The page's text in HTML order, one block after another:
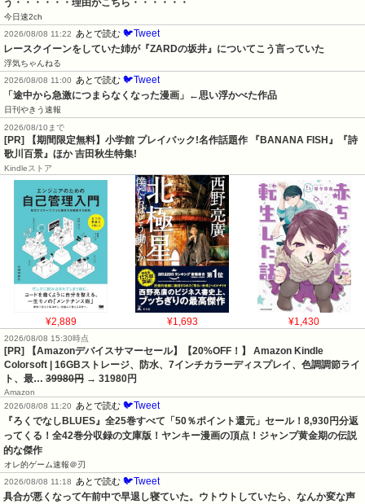
う・・・・・・理由がこちら・・・・・・
今日速2ch
2026/08/08 11:22
あとで読む 🐦Tweet
レースクイーンをしていた姉が『ZARDの坂井』についてこう言っていた
浮気ちゃんねる
2026/08/08 11:00
あとで読む 🐦Tweet
「途中から急激につまらなくなった漫画」←思い浮かべた作品
日刊やきう速報
2026/08/10まで
[PR] 【期間限定無料】小学館 プレイバック!名作話題作 『BANANA FISH』『詩
歌川百景』ほか 吉田秋生特集!
Kindleストア
¥2,889 ¥1,693 ¥1,430
2026/08/08 15:30時点
[PR] 【Amazonデバイスサマーセール】【20%OFF！】 Amazon Kindle
Colorsoft | 16GBストレージ、防水、7インチカラーディスプレイ、色調調節ライ
ト、最… 39980円 → 31980円
Amazon
2026/08/08 11:20
あとで読む 🐦Tweet
『ろくでなしBLUES』全25巻すべて「50％ポイント還元」セール！8,930円分返
ってくる！全42巻分収録の文庫版！ヤンキー漫画の頂点！ジャンプ黄金期の伝説
的な傑作
オレ的ゲーム速報＠刃
2026/08/08 11:18
あとで読む 🐦Tweet
具合が悪くなって午前中で早退し寝ていた。ウトウトしていたら、なんか変な声